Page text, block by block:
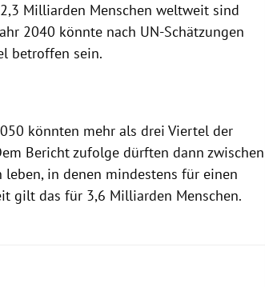
Milliarden Menschen weltweit sind
2040 könnte nach UN-Schätzungen
betroffen sein.
könnten mehr als drei Viertel der
Bericht zufolge dürften dann zwischen
in denen mindestens für einen
gilt das für 3,6 Milliarden Menschen.